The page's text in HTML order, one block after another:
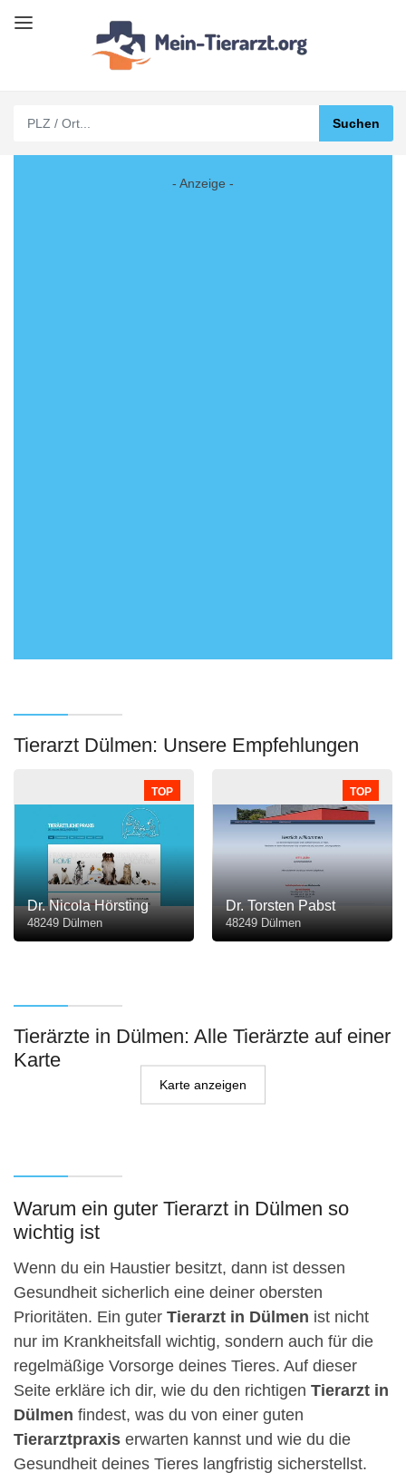
- Anzeige -
Tierarzt Dülmen: Unsere Empfehlungen
TOP
Dr. Nicola Hörsting
48249 Dülmen
TOP
Dr. Torsten Pabst
48249 Dülmen
Tierärzte in Dülmen: Alle Tierärzte auf einer
Karte
Karte anzeigen
Warum ein guter Tierarzt in Dülmen so
wichtig ist
Wenn du ein Haustier besitzt, dann ist dessen
Gesundheit sicherlich eine deiner obersten
Prioritäten. Ein guter Tierarzt in Dülmen ist nicht
nur im Krankheitsfall wichtig, sondern auch für die
regelmäßige Vorsorge deines Tieres. Auf dieser
Seite erkläre ich dir, wie du den richtigen Tierarzt in
Dülmen findest, was du von einer guten
Tierarztpraxis erwarten kannst und wie du die
Gesundheit deines Tieres langfristig sicherstellst.